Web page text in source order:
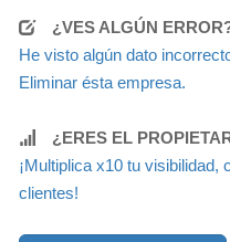
¿VES ALGÚN
He visto algún dato
Eliminar ésta empresa.
¿ERES EL
¡Multiplica x10 tu visibilidad,
clientes!